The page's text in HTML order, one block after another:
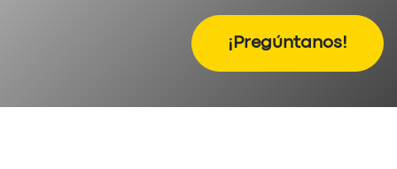
¡Pregúntanos!